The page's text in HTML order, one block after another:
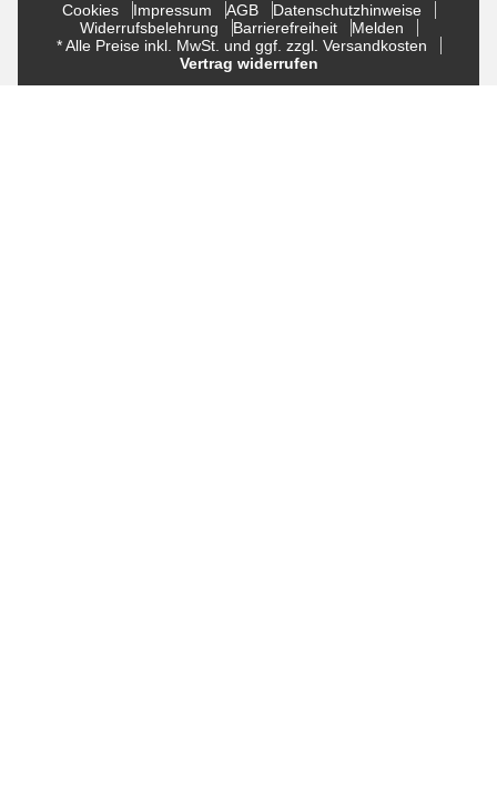
Cookies Impressum AGB
Datenschutzhinweise
Widerrufsbelehrung
Barrierefreiheit
Melden
* Alle Preise inkl. MwSt. und ggf. zzgl. Versandkosten
Vertrag widerrufen